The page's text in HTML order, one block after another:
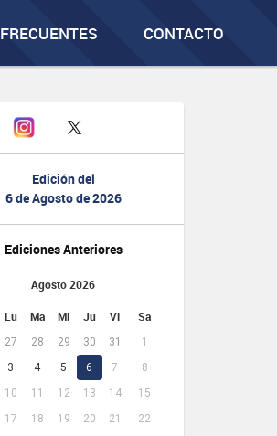
CONTACTO
Edición del
6 de Agosto de 2026
Ediciones Anteriores
Agosto 2026
Lu Ma Mi Ju Vi Sa
27 28 29 30 31
1
3 4 5 6 7
8
10 11 12 13 14
15
17 18 19 20 21
22